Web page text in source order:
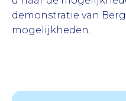
demonstratie van
mogelijkheden.